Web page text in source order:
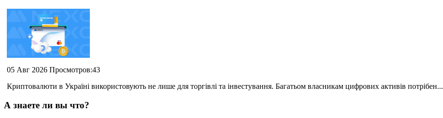
05 Авг 2026 Просмотров:43
Криптовалюти в Україні використовують не лише для торгівлі та інвестування. Багатьом власникам цифрових активів потрібен...
А знаете ли вы что?